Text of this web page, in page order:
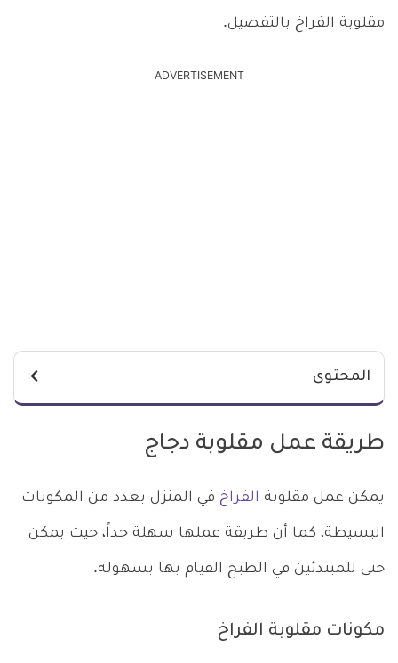
مقلوبة الفراخ بالتفصيل.
ADVERTISEMENT
المحتوى
طريقة عمل مقلوبة دجاج
يمكن عمل مقلوبة الفراخ في المنزل بعدد من المكونات
البسيطة، كما أن طريقة عملها سهلة جداً، حيث يمكن
حتى للمبتدئين في الطبخ القيام بها بسهولة.
مكونات مقلوبة الفراخ